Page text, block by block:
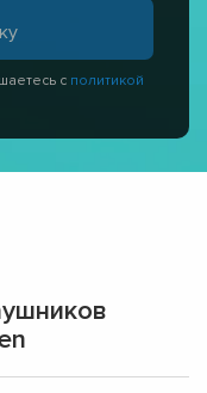
с политикой